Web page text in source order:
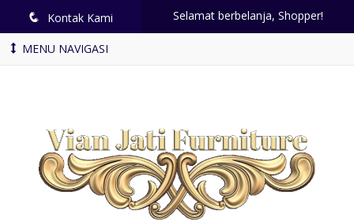
q Kontak Kami Selamat berbelanja, Shopper!
MENU NAVIGASI